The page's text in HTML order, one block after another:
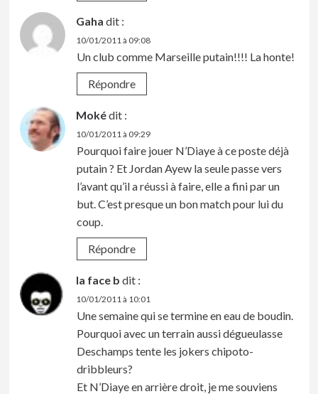
Gaha dit :
10/01/2011 à 09:08
Un club comme Marseille putain!!!! La honte!
Répondre
Mokédit :
10/01/2011 à 09:29
Pourquoi faire jouer N’Diaye à ce poste déjà
putain ? Et Jordan Ayew la seule passe vers
l’avant qu’il a réussi à faire, elle a fini par un
but. C’est presque un bon match pour lui du
coup.
Répondre
la face b dit :
10/01/2011 à 10:01
Une semaine qui se termine en eau de boudin.
Pourquoi avec un terrain aussi dégueulasse
Deschamps tente les jokers chipoto-
dribbleurs?
Et N’Diaye en arrière droit, je me souviens